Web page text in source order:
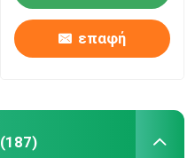
επαφή
(187)